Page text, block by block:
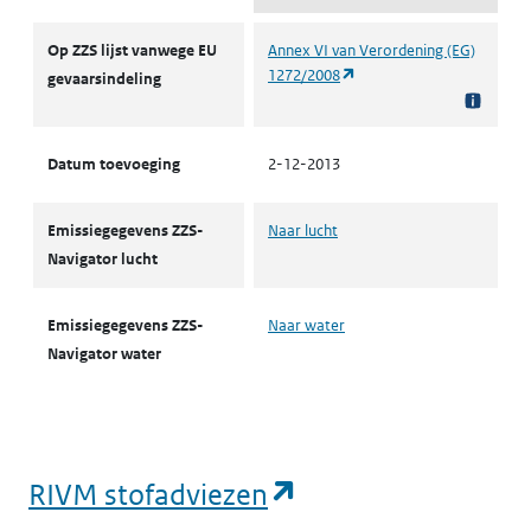
Op ZZS lijst vanwege EU
gevaarsindeling
Annex VI van Verordening (EG)
1272/2008
Datum toevoeging 2-12-2013
Emissiegegevens ZZS-
Navigator lucht
Naar lucht
Emissiegegevens ZZS-
Navigator water
Naar water
RIVM stofadviezen